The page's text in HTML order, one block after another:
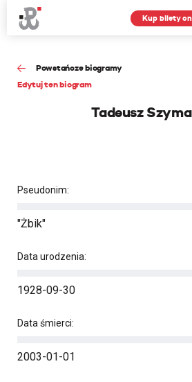
Kup bilety
Powstańcze biogramy
Edytuj ten biogram
Tadeusz
Pseudonim:
"Żbik"
Data urodzenia:
1928-09-30
Data śmierci:
2003-01-01